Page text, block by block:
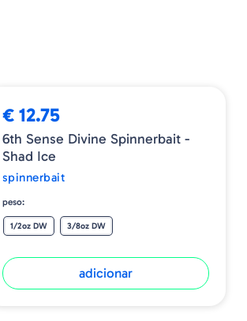
€ 12.75
6th Sense Divine Spinnerbait -
Shad Ice
spinnerbait
peso:
1/2oz DW 3/8oz DW
adicionar